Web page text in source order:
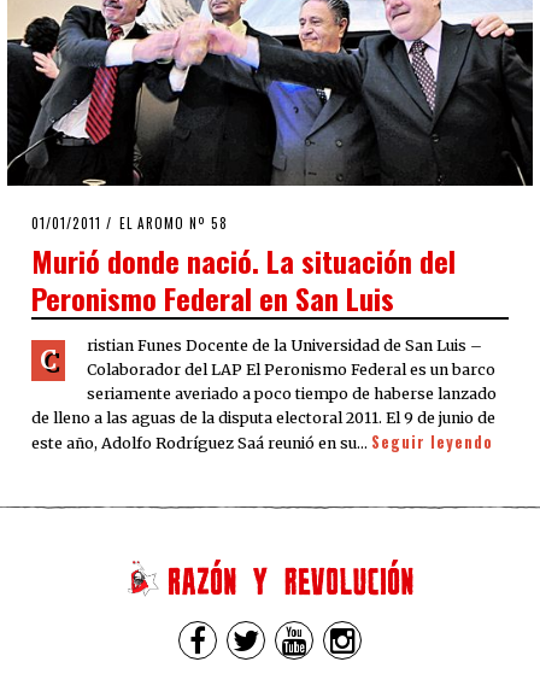
POSTED
01/01/2011 08/08/2020
EL AROMO Nº 58
Murió donde nació. La situación del
Peronismo Federal en San Luis
C
ristian Funes Docente de la Universidad de San Luis –
Colaborador del LAP El Peronismo Federal es un barco
seriamente averiado a poco tiempo de haberse lanzado
de lleno a las aguas de la disputa electoral 2011. El 9 de junio de
este año, Adolfo Rodríguez Saá reunió en su… Seguir leyendo